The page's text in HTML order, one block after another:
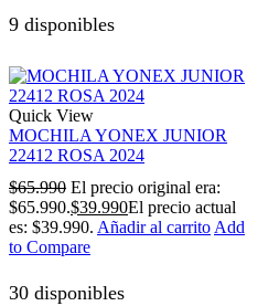
9 disponibles
Quick View
MOCHILA YONEX JUNIOR
22412 ROSA 2024
$65.990 El precio original era:
$65.990.$39.990El precio actual
es: $39.990. Añadir al carrito Add
to Compare
30 disponibles